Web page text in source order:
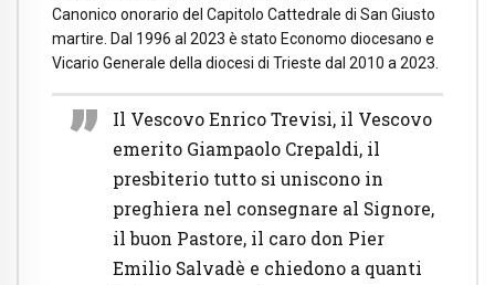
Canonico onorario del Capitolo Cattedrale di San Giusto
martire. Dal 1996 al 2023 è stato Economo diocesano e
Vicario Generale della diocesi di Trieste dal 2010 a 2023.
Il Vescovo Enrico Trevisi, il Vescovo
emerito Giampaolo Crepaldi, il
presbiterio tutto si uniscono in
preghiera nel consegnare al Signore,
il buon Pastore, il caro don Pier
Emilio Salvadè e chiedono a quanti